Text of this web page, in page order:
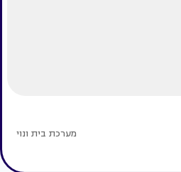
מערכת בית ונוי